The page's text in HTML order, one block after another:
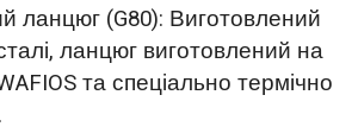
ланцюг (G80): Виготовлений
ланцюг виготовлений на
та спеціально термічно